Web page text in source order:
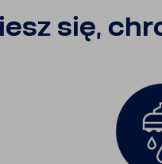
się,